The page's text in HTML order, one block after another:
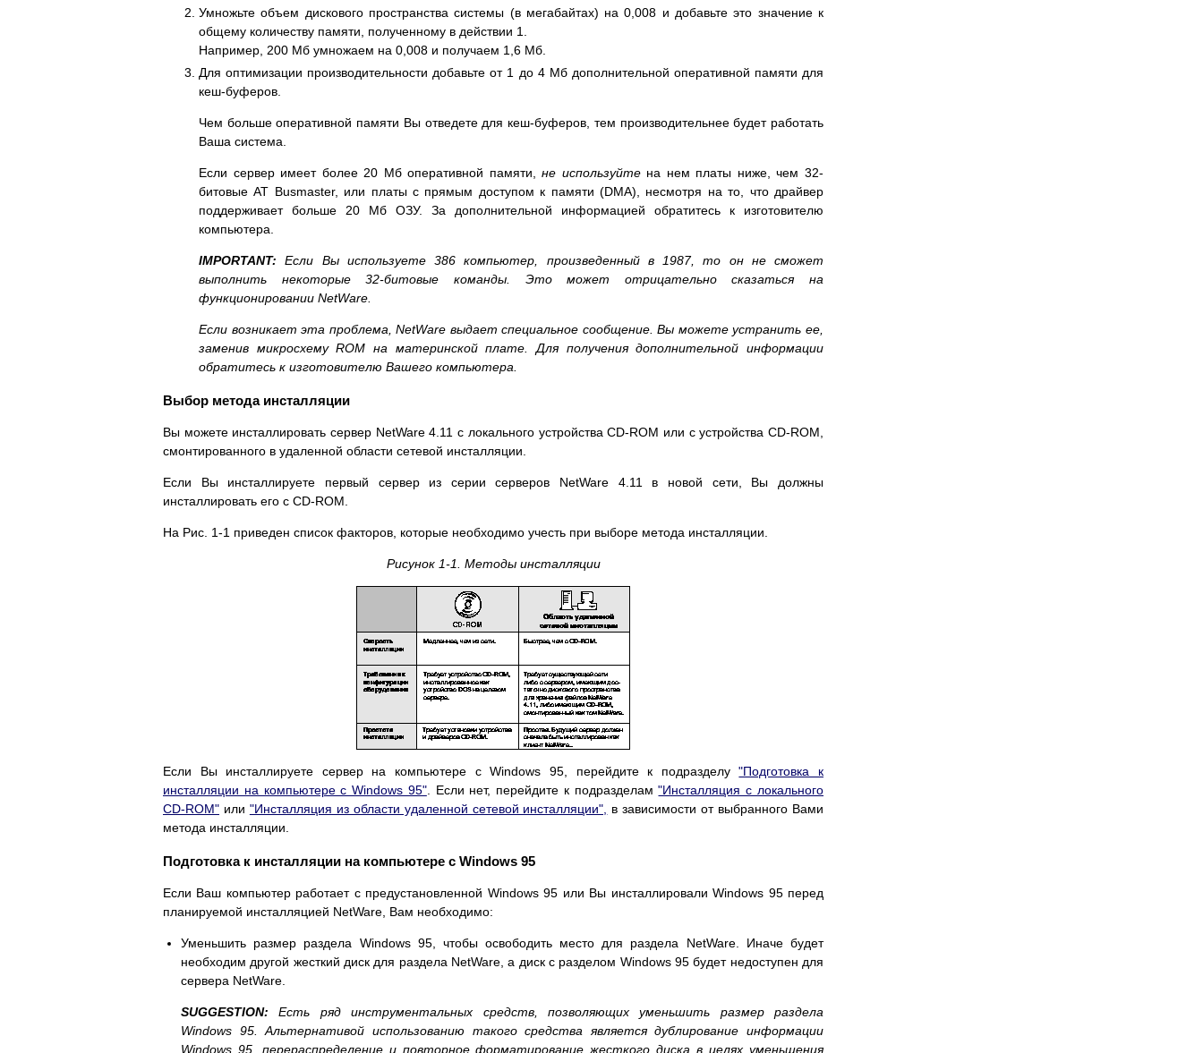
Умножьте объем дискового пространства системы (в мегабайтах) на 0,008 и добавьте это значение к
общему количеству памяти, полученному в действии 1.
Например, 200 Мб умножаем на 0,008 и получаем 1,6 Мб.
Для оптимизации производительности добавьте от 1 до 4 Мб дополнительной оперативной памяти для
кеш-буферов.
Чем больше оперативной памяти Вы отведете для кеш-буферов, тем производительнее будет работать
Ваша система.
Если сервер имеет более 20 Мб оперативной памяти,не используйтена нем платы ниже, чем 32-
битовые AT Busmaster, или платы с прямым доступом к памяти (DMA), несмотря на то, что драйвер
поддерживает больше 20 Мб ОЗУ. За дополнительной информацией обратитесь к изготовителю
компьютера.
IMPORTANT:Если Вы используете 386 компьютер, произведенный в 1987, то он не сможет
выполнить некоторые 32-битовые команды. Это может отрицательно сказаться на
функционировании NetWare.
Если возникает эта проблема, NetWare выдает специальное сообщение. Вы можете устранить ее,
заменив микросхему ROM на материнской плате. Для получения дополнительной информации
обратитесь к изготовителю Вашего компьютера.
Выбор метода инсталляции
Вы можете инсталлировать сервер NetWare 4.11 с локального устройства CD-ROM или с устройства CD-ROM,
смонтированного в удаленной области сетевой инсталляции.
Если Вы инсталлируете первый сервер из серии серверов NetWare 4.11 в новой сети, Вы должны
инсталлировать его с CD-ROM.
На Рис. 1-1 приведен список факторов, которые необходимо учесть при выборе метода инсталляции.
Рисунок 1-1. Методы инсталляции
Если Вы инсталлируете сервер на компьютере с Windows 95, перейдите к подразделу"Подготовка к
инсталляции на компьютере с Windows 95". Если нет, перейдите к подразделам"Инсталляция с локального
CD-ROM" или "Инсталляция из области удаленной сетевой инсталляции",
в зависимости от выбранного Вами
метода инсталляции.
Подготовка к инсталляции на компьютере с Windows 95
Если Ваш компьютер работает с предустановленной Windows 95 или Вы инсталлировали Windows 95 перед
планируемой инсталляцией NetWare, Вам необходимо:
Уменьшить размер раздела Windows 95, чтобы освободить место для раздела NetWare. Иначе будет
необходим другой жесткий диск для раздела NetWare, а диск с разделом Windows 95 будет недоступен для
сервера NetWare.
SUGGESTION:Есть ряд инструментальных средств, позволяющих уменьшить размер раздела
Windows 95. Альтернативой использованию такого средства является дублирование информации
Windows 95, перераспределение и повторное форматирование жесткого диска в целях уменьшения